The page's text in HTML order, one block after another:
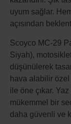
uyum sağlar.
açısından
Scoyco MC-29
Siyah),
düşünülerek
hava alabilir
ile öne çıkar.
mükemmel bir
daha güvenli ve